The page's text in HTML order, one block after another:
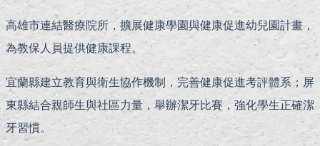
高雄市連結醫療院所，擴展健康學園與健康促進幼兒園計畫，
為教保人員提供健康課程。
宜蘭縣建立教育與衛生協作機制，完善健康促進考評體系；屏
東縣結合親師生與社區力量，舉辦潔牙比賽，強化學生正確潔
牙習慣。